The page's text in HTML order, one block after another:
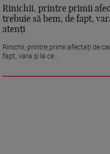
Rinichii, printre primii
trebuie să bem, de fapt,
atenți
Rinichii, printre primii afectați de
fapt, vara și la ce...